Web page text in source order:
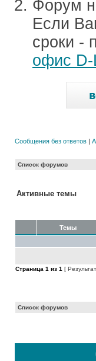
Форум
Если
сроки -
офис D-
Сообщения без ответов |
Список форумов
Активные темы
Темы
Страница 1 из 1 [
Список форумов